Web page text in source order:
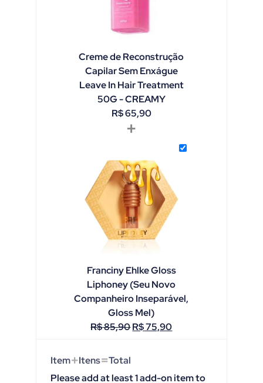
Creme de Reconstrução
Capilar Sem Enxágue
Leave In Hair Treatment
50G - CREAMY
R$65,90
+
Franciny Ehlke Gloss
Liphoney (Seu Novo
Companheiro Inseparável,
Gloss Mel)
R$85,90R$75,90
Item+Itens=Total
Please add at least 1 add-on item to